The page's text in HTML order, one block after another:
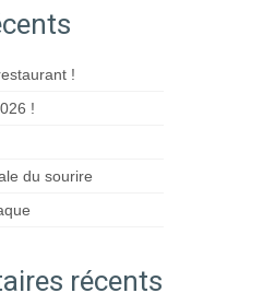
!
!
du sourire
récents